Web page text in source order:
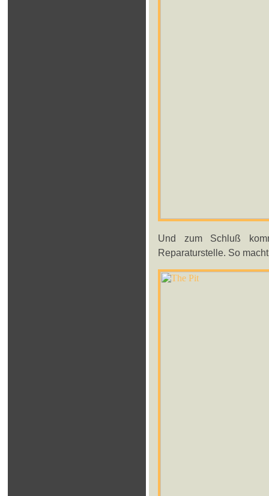
Und zum Schluß
Reparaturstelle. So